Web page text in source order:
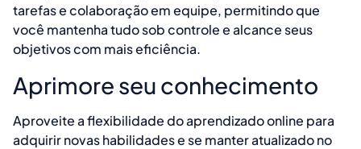
tarefas e colaboração em equipe, permitindo que
você mantenha tudo sob controle e alcance seus
objetivos com mais eficiência.
Aprimore seu conhecimento
Aproveite a flexibilidade do aprendizado online para
adquirir novas habilidades e se manter atualizado no